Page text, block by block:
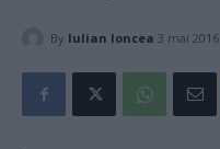
By Iulian Ioncea 3 mai 2016